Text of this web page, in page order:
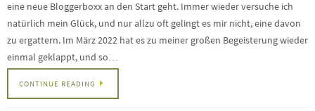
eine neue Bloggerboxx an den Start geht. Immer wieder versuche ich
natürlich mein Glück, und nur allzu oft gelingt es mir nicht, eine davon
zu ergattern. Im März 2022 hat es zu meiner großen Begeisterung wieder
einmal geklappt, und so…
CONTINUE READING